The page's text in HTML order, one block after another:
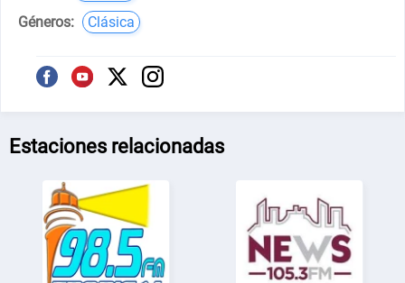
Géneros:
Clásica
Estaciones relacionadas